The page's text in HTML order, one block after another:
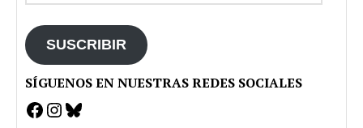
SUSCRIBIR
SÍGUENOS EN NUESTRAS REDES SOCIALES
Facebook
Instagram
Bluesky